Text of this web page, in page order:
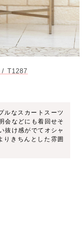
/ T1287
ルなスカートスーツ
会などにも着回せそ
抜け感がでてオシャ
りきちんとした雰囲